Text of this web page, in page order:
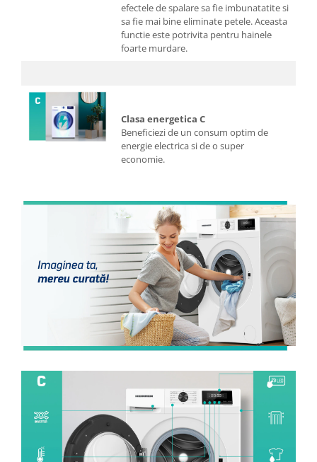
efectele de spalare sa fie imbunatatite si
sa fie mai bine eliminate petele. Aceasta
functie este potrivita pentru hainele
foarte murdare.
Clasa energetica C
Beneficiezi de un consum optim de
energie electrica si de o super
economie.